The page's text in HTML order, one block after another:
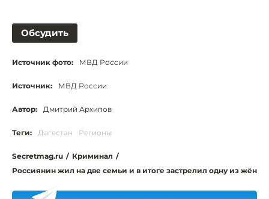
Обсудить
Источник фото: МВД России
Источник: МВД России
Автор: Дмитрий Архипов
Теги: Дагестан Регионы
Secretmag.ru / Криминал /
Россиянин жил на две семьи и в итоге застрелил одну из жён